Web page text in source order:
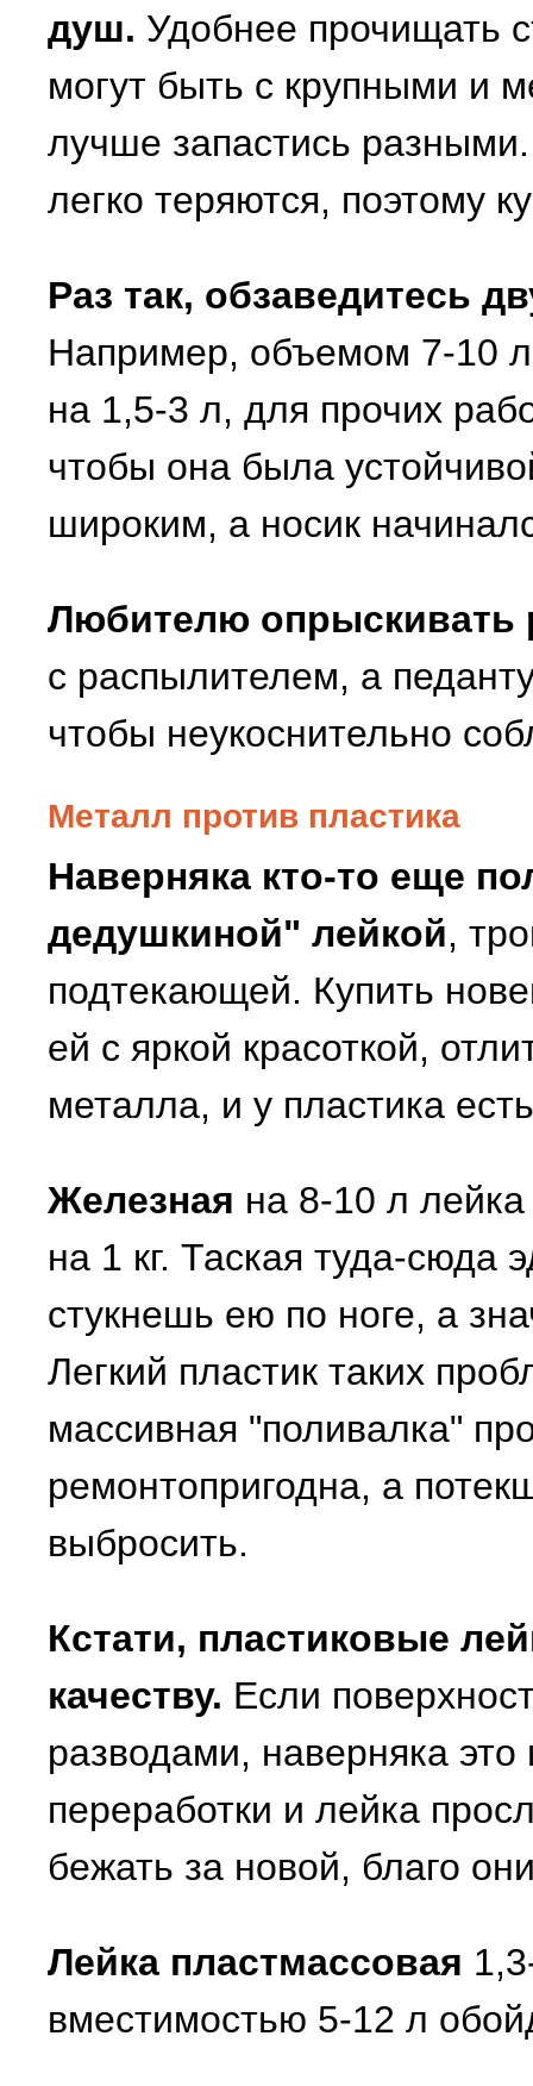
душ. Удобнее прочищать
могут быть с крупными и
лучше запастись
легко теряются, поэтому
Раз так, обзаведитесь
Например, объемом 7-10 л
на 1,5-3 л, для прочих
чтобы она была
широким, а носик
Любителю опрыскивать
с распылителем, а
чтобы неукоснительно
Металл против пластика
Наверняка кто-то еще
дедушкиной" лейкой,
подтекающей. Купить
ей с яркой красоткой,
металла, и у пластика
Железная на 8-10 л
на 1 кг. Таская туда-сюда
стукнешь ею по ноге, а
Легкий пластик таких
массивная "поливалка"
ремонтопригодна, а
выбросить.
Кстати, пластиковые
качеству. Если
разводами, наверняка
переработки и лейка
бежать за новой, благо
Лейка пластмассовая
вместимостью 5-12 л